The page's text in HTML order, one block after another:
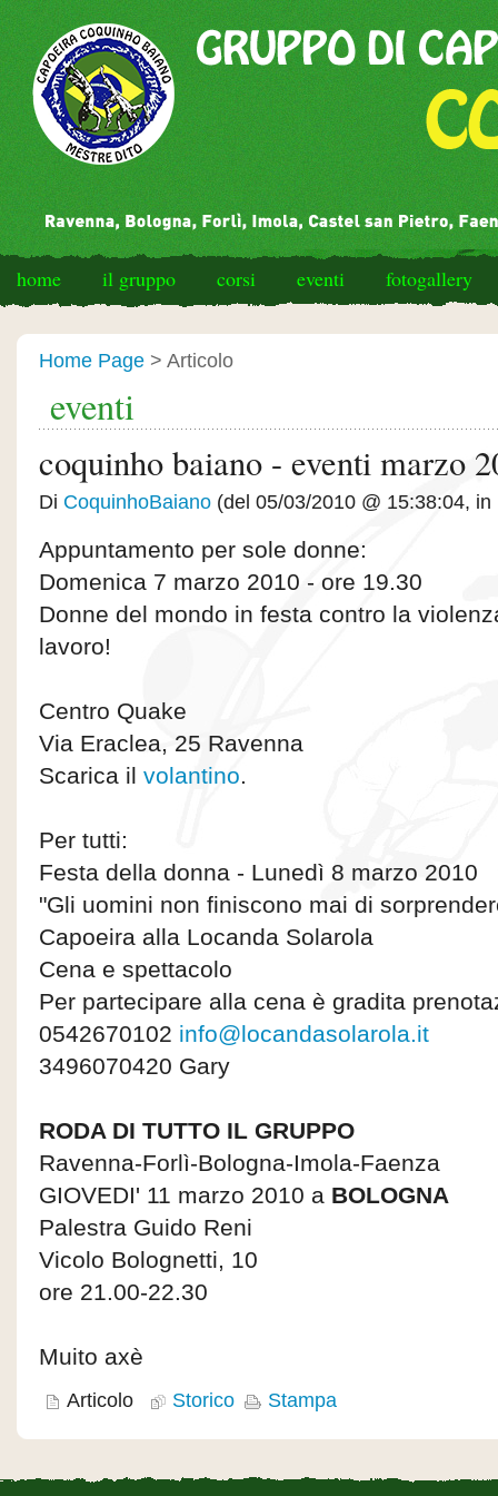
home il gruppo corsi eventi fotogallery
Home Page > Articolo
eventi
coquinho baiano - eventi marzo
Di CoquinhoBaiano (del 05/03/2010 @ 15:38:04, in
Appuntamento per sole donne:
Domenica 7 marzo 2010 - ore 19.30
Donne del mondo in festa contro la
lavoro!
Centro Quake
Via Eraclea, 25 Ravenna
Scarica il volantino.
Per tutti:
Festa della donna - Lunedì 8 marzo 2010
"Gli uomini non finiscono mai di
Capoeira alla Locanda Solarola
Cena e spettacolo
Per partecipare alla cena è gradita
0542670102 info@locandasolarola.it
3496070420 Gary
RODA DI TUTTO IL GRUPPO
Ravenna-Forlì-Bologna-Imola-Faenza
GIOVEDI' 11 marzo 2010 a BOLOGNA
Palestra Guido Reni
Vicolo Bolognetti, 10
ore 21.00-22.30
Muito axè
Articolo Storico Stampa